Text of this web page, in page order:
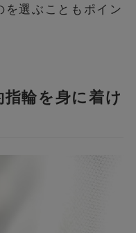
選ぶこともポイン
輪を身に着け